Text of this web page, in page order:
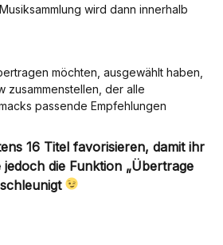
wird dann innerhalb
möchten, ausgewählt haben,
zusammenstellen, der alle
passende Empfehlungen
16 Titel favorisieren, damit ihr
die Funktion „Übertrage